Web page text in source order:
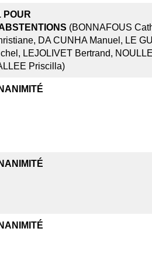
POUR
(BONNAFOUS
DA CUNHA Manuel, LE
LEJOLIVET Bertrand,
Priscilla)